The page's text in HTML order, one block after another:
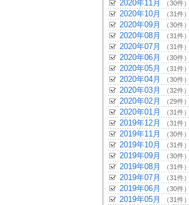
2020年11月 （30件）
2020年10月 （31件）
2020年09月 （30件）
2020年08月 （31件）
2020年07月 （31件）
2020年06月 （30件）
2020年05月 （31件）
2020年04月 （30件）
2020年03月 （32件）
2020年02月 （29件）
2020年01月 （31件）
2019年12月 （31件）
2019年11月 （30件）
2019年10月 （31件）
2019年09月 （30件）
2019年08月 （31件）
2019年07月 （31件）
2019年06月 （30件）
2019年05月 （31件）